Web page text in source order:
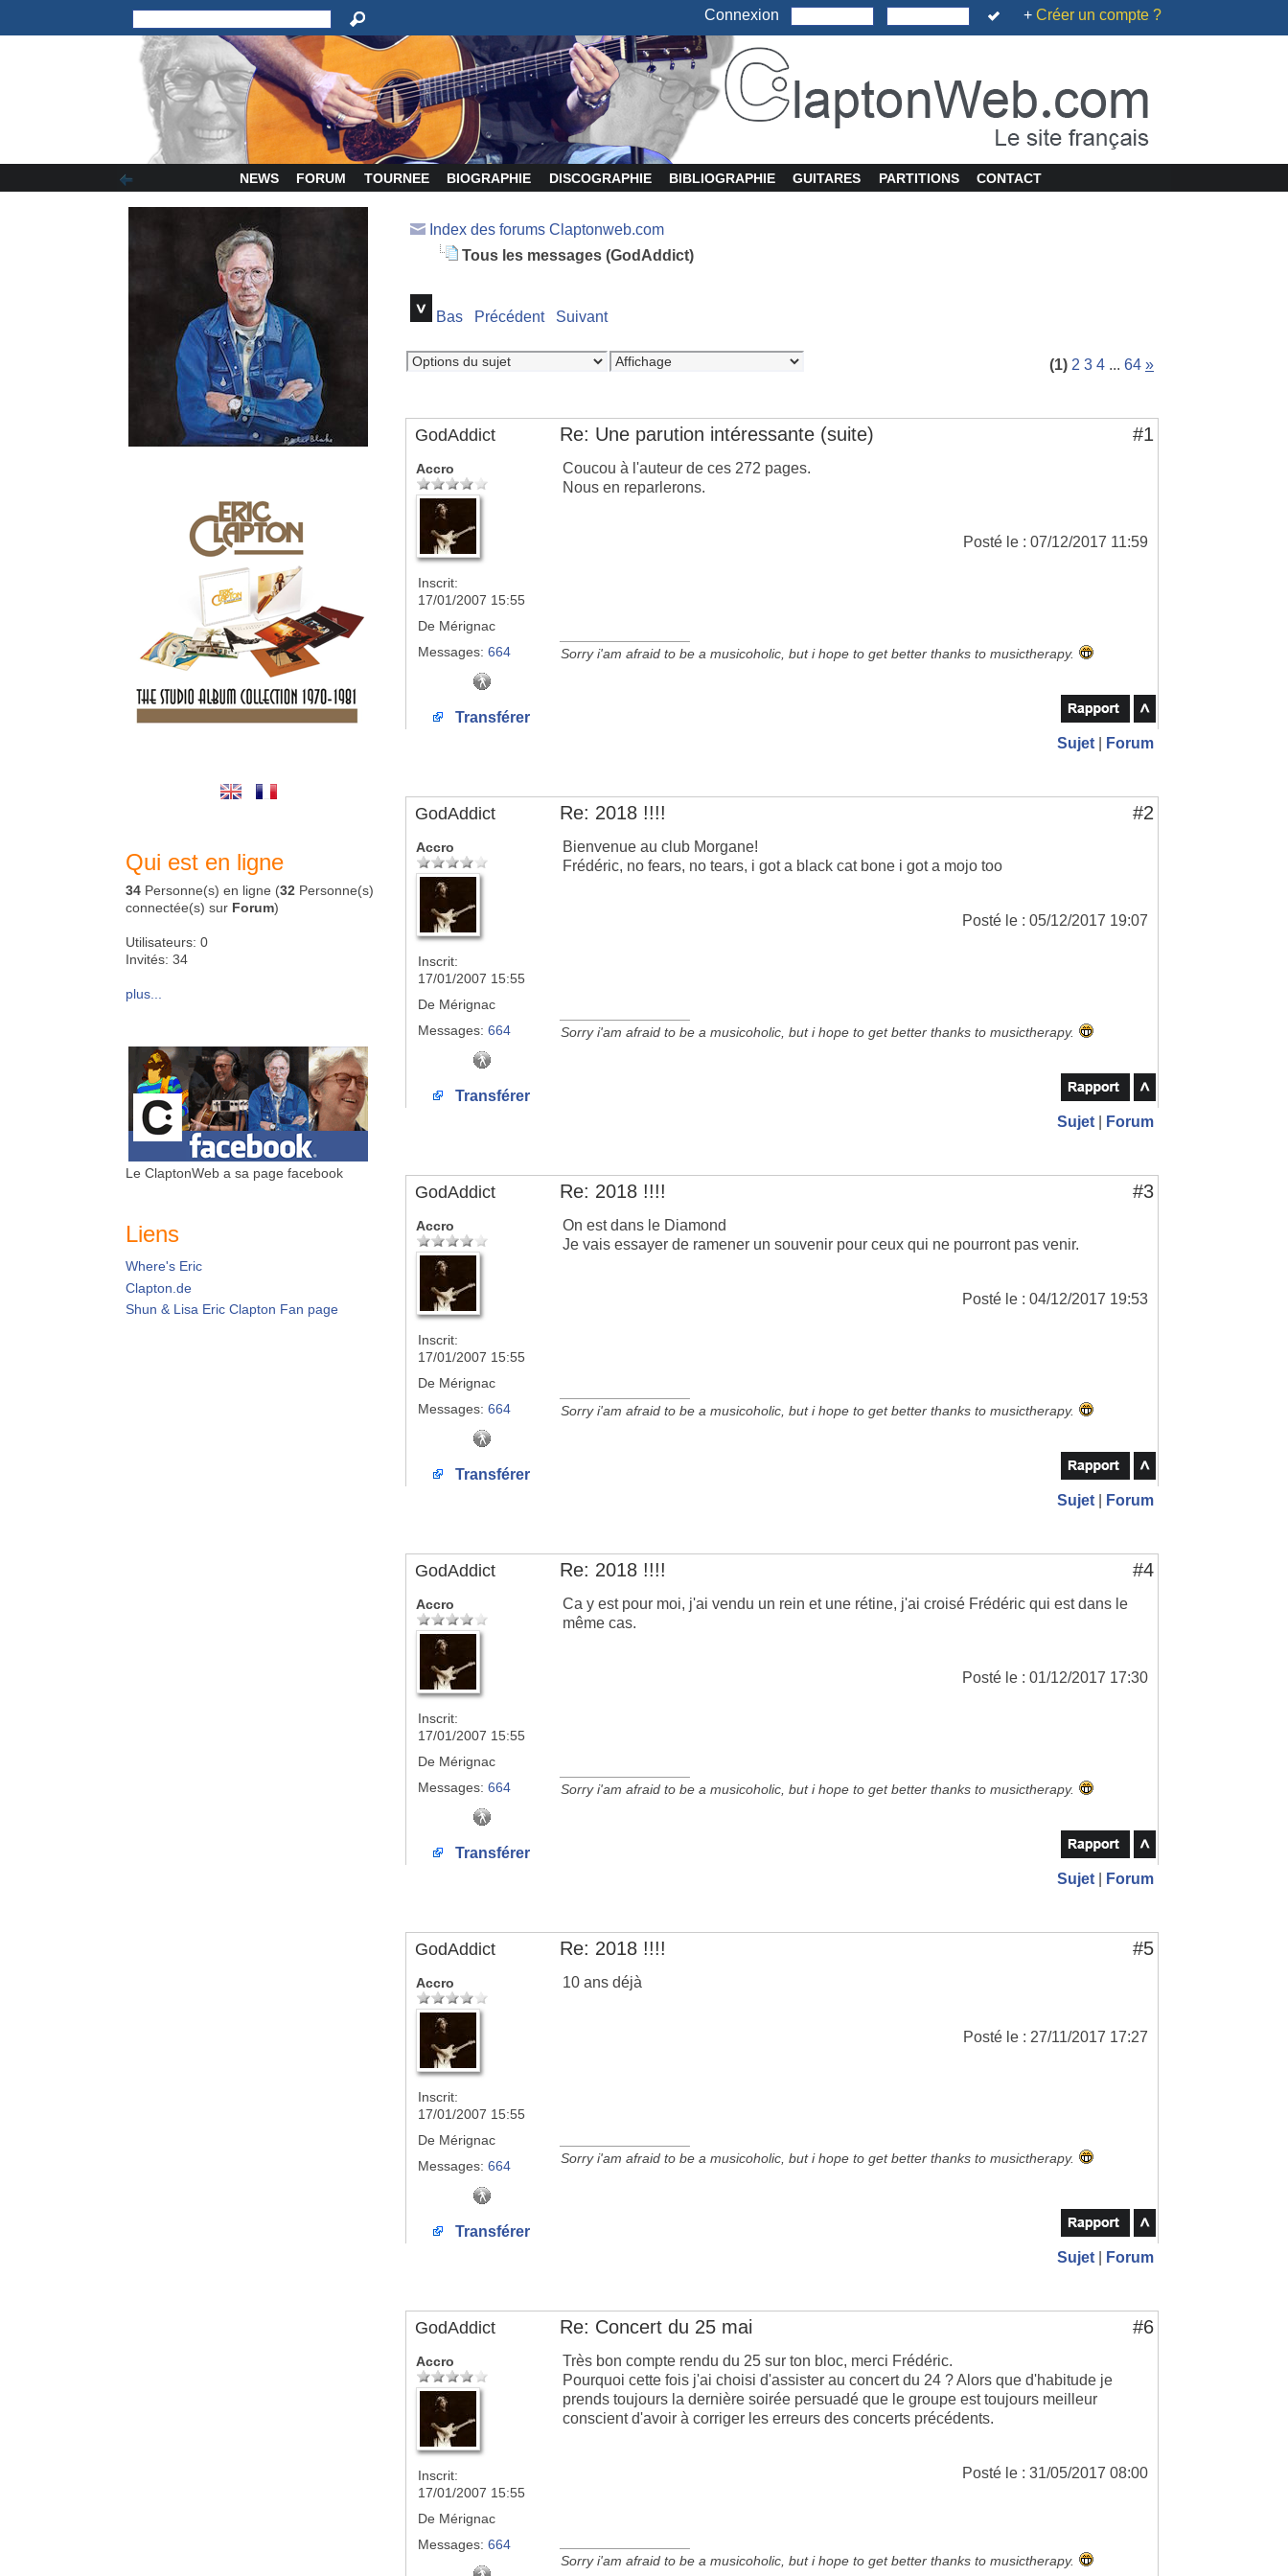
Connexion + Créer un compte ?
NEWS FORUM TOURNEE BIOGRAPHIE DISCOGRAPHIE BIBLIOGRAPHIE GUITARES PARTITIONS CONTACT
Qui est en ligne
34 Personne(s) en ligne (32 Personne(s)
connectée(s) sur Forum)
Utilisateurs: 0
Invités: 34
plus...
Le ClaptonWeb a sa page facebook
Liens
Where's Eric
Clapton.de
Shun & Lisa Eric Clapton Fan page
Index des forums Claptonweb.com
Tous les messages (GodAddict)
Bas Précédent Suivant
(1) 2 3 4 ... 64 »
GodAddict Re: Une parution intéressante (suite) #1
Accro
Inscrit:
17/01/2007 15:55
De Mérignac
Messages: 664
Coucou à l'auteur de ces 272 pages.
Nous en reparlerons.
Posté le : 07/12/2017 11:59
Sorry i'am afraid to be a musicoholic, but i hope to get better thanks to musictherapy.
Transférer
Sujet
Forum
GodAddict Re: 2018 !!!! #2
Accro
Inscrit:
17/01/2007 15:55
De Mérignac
Messages: 664
Bienvenue au club Morgane!
Frédéric, no fears, no tears, i got a black cat bone i got a mojo too
Posté le : 05/12/2017 19:07
Sorry i'am afraid to be a musicoholic, but i hope to get better thanks to musictherapy.
Transférer
Sujet
Forum
GodAddict Re: 2018 !!!! #3
Accro
Inscrit:
17/01/2007 15:55
De Mérignac
Messages: 664
On est dans le Diamond
Je vais essayer de ramener un souvenir pour ceux qui ne pourront pas venir.
Posté le : 04/12/2017 19:53
Sorry i'am afraid to be a musicoholic, but i hope to get better thanks to musictherapy.
Transférer
Sujet
Forum
GodAddict Re: 2018 !!!! #4
Accro
Inscrit:
17/01/2007 15:55
De Mérignac
Messages: 664
Ca y est pour moi, j'ai vendu un rein et une rétine, j'ai croisé Frédéric qui est dans le
même cas.
Posté le : 01/12/2017 17:30
Sorry i'am afraid to be a musicoholic, but i hope to get better thanks to musictherapy.
Transférer
Sujet
Forum
GodAddict Re: 2018 !!!! #5
Accro
Inscrit:
17/01/2007 15:55
De Mérignac
Messages: 664
10 ans déjà
Posté le : 27/11/2017 17:27
Sorry i'am afraid to be a musicoholic, but i hope to get better thanks to musictherapy.
Transférer
Sujet
Forum
GodAddict Re: Concert du 25 mai #6
Accro
Inscrit:
17/01/2007 15:55
De Mérignac
Messages: 664
Très bon compte rendu du 25 sur ton bloc, merci Frédéric.
Pourquoi cette fois j'ai choisi d'assister au concert du 24 ? Alors que d'habitude je
prends toujours la dernière soirée persuadé que le groupe est toujours meilleur
conscient d'avoir à corriger les erreurs des concerts précédents.
Posté le : 31/05/2017 08:00
Sorry i'am afraid to be a musicoholic, but i hope to get better thanks to musictherapy.